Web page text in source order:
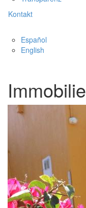
Kontakt
Español
English
Immobilie